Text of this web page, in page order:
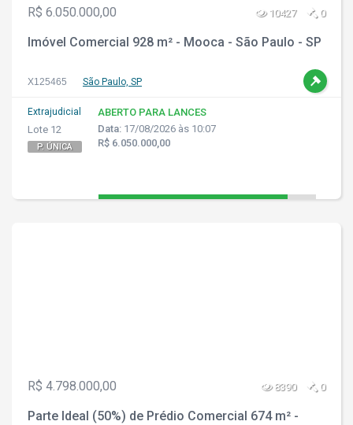
R$ 6.050.000,00 10427 0
Imóvel Comercial 928 m² - Mooca - São Paulo - SP
X125465 São Paulo, SP
Extrajudicial
Lote 12
P. ÚNICA
ABERTO PARA LANCES
Data: 17/08/2026 às 10:07
R$ 6.050.000,00
R$ 4.798.000,00 8390 0
Parte Ideal (50%) de Prédio Comercial 674 m² -